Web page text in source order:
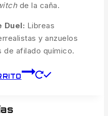
de la caña.
Duel: Libreas
y anzuelos
de afilado químico.